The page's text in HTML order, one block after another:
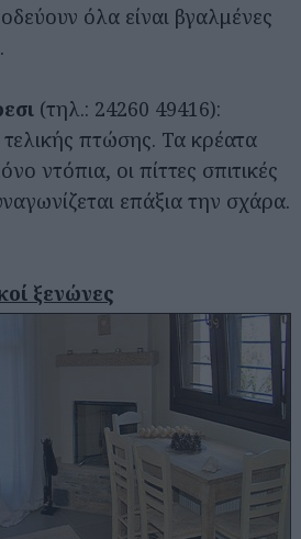
όλα είναι βγαλμένες
(τηλ.: 24260 49416):
πτώσης. Τα κρέατα
ντόπια, οι πίττες σπιτικές
επάξια την σχάρα.
ξενώνες